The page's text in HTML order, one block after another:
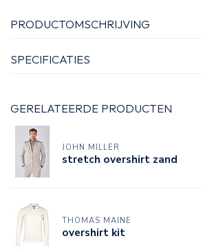
PRODUCTOMSCHRIJVING
SPECIFICATIES
GERELATEERDE PRODUCTEN
JOHN MILLER
stretch overshirt zand
THOMAS MAINE
overshirt kit